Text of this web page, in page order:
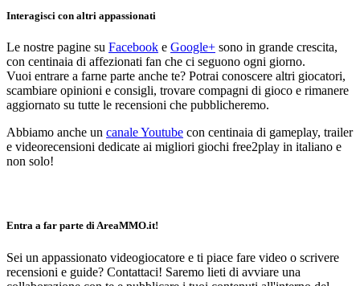
Interagisci con altri appassionati
Le nostre pagine su Facebook e Google+ sono in grande crescita,
con centinaia di affezionati fan che ci seguono ogni giorno.
Vuoi entrare a farne parte anche te? Potrai conoscere altri giocatori,
scambiare opinioni e consigli, trovare compagni di gioco e rimanere
aggiornato su tutte le recensioni che pubblicheremo.
Abbiamo anche un canale Youtube con centinaia di gameplay, trailer
e videorecensioni dedicate ai migliori giochi free2play in italiano e
non solo!
Entra a far parte di AreaMMO.it!
Sei un appassionato videogiocatore e ti piace fare video o scrivere
recensioni e guide? Contattaci! Saremo lieti di avviare una